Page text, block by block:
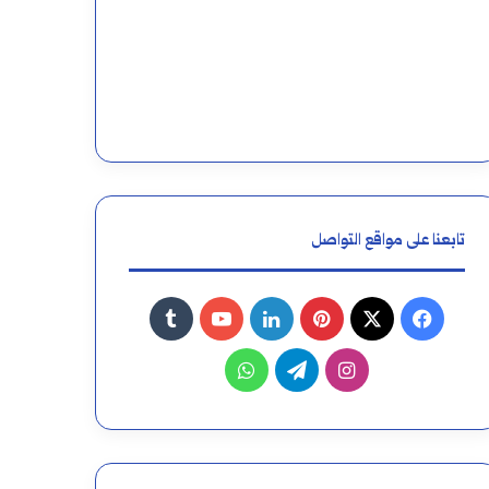
تابعنا على مواقع التواصل
فيسبوك
‫X بينتيريستلينكدإن‫YouTube
‏Tumblr
انستقرامتيلقرامواتساب